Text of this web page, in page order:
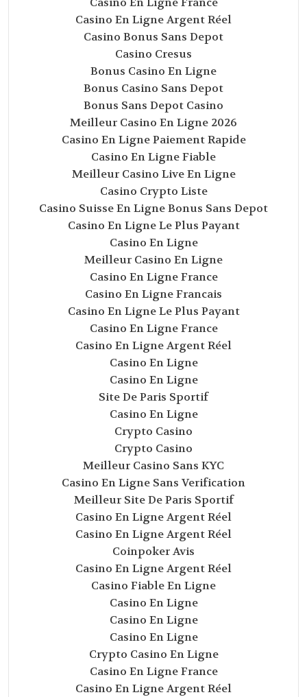
Casino En Ligne Argent Réel
Casino Bonus Sans Depot
Casino Cresus
Bonus Casino En Ligne
Bonus Casino Sans Depot
Bonus Sans Depot Casino
Meilleur Casino En Ligne 2026
Casino En Ligne Paiement Rapide
Casino En Ligne Fiable
Meilleur Casino Live En Ligne
Casino Crypto Liste
Casino Suisse En Ligne Bonus Sans Depot
Casino En Ligne Le Plus Payant
Casino En Ligne
Meilleur Casino En Ligne
Casino En Ligne France
Casino En Ligne Francais
Casino En Ligne Le Plus Payant
Casino En Ligne France
Casino En Ligne Argent Réel
Casino En Ligne
Casino En Ligne
Site De Paris Sportif
Casino En Ligne
Crypto Casino
Crypto Casino
Meilleur Casino Sans KYC
Casino En Ligne Sans Verification
Meilleur Site De Paris Sportif
Casino En Ligne Argent Réel
Casino En Ligne Argent Réel
Coinpoker Avis
Casino En Ligne Argent Réel
Casino Fiable En Ligne
Casino En Ligne
Casino En Ligne
Casino En Ligne
Crypto Casino En Ligne
Casino En Ligne France
Casino En Ligne Argent Réel